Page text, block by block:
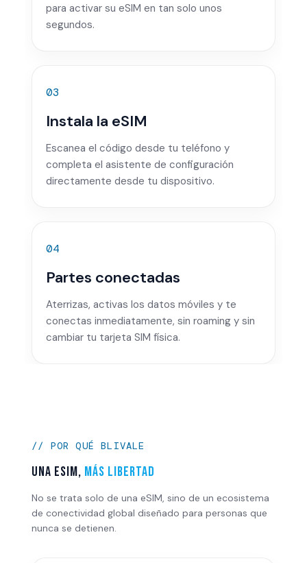
para activar su eSIM en tan solo unos
segundos.
03
Instala la eSIM
Escanea el código desde tu teléfono y
completa el asistente de configuración
directamente desde tu dispositivo.
04
Partes conectadas
Aterrizas, activas los datos móviles y te
conectas inmediatamente, sin roaming y sin
cambiar tu tarjeta SIM física.
// POR QUÉ BLIVALE
Una eSIM, más libertad
No se trata solo de una eSIM, sino de un ecosistema
de conectividad global diseñado para personas que
nunca se detienen.